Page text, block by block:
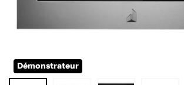
Démonstrateur